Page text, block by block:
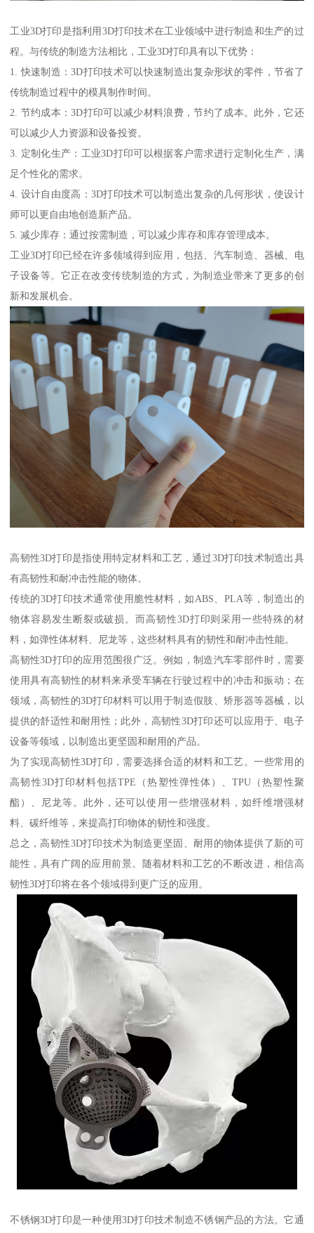
工业3D打印是指利用3D打印技术在工业领域中进行制造和生产的过
程。与传统的制造方法相比，工业3D打印具有以下优势：
1. 快速制造：3D打印技术可以快速制造出复杂形状的零件，节省了
传统制造过程中的模具制作时间。
2. 节约成本：3D打印可以减少材料浪费，节约了成本。此外，它还
可以减少人力资源和设备投资。
3. 定制化生产：工业3D打印可以根据客户需求进行定制化生产，满
足个性化的需求。
4. 设计自由度高：3D打印技术可以制造出复杂的几何形状，使设计
师可以更自由地创造新产品。
5. 减少库存：通过按需制造，可以减少库存和库存管理成本。
工业3D打印已经在许多领域得到应用，包括、汽车制造、器械、电
子设备等。它正在改变传统制造的方式，为制造业带来了更多的创
新和发展机会。
高韧性3D打印是指使用特定材料和工艺，通过3D打印技术制造出具
有高韧性和耐冲击性能的物体。
传统的3D打印技术通常使用脆性材料，如ABS、PLA等，制造出的
物体容易发生断裂或破损。而高韧性3D打印则采用一些特殊的材
料，如弹性体材料、尼龙等，这些材料具有的韧性和耐冲击性能。
高韧性3D打印的应用范围很广泛。例如，制造汽车零部件时，需要
使用具有高韧性的材料来承受车辆在行驶过程中的冲击和振动；在
领域，高韧性的3D打印材料可以用于制造假肢、矫形器等器械，以
提供的舒适性和耐用性；此外，高韧性3D打印还可以应用于、电子
设备等领域，以制造出更坚固和耐用的产品。
为了实现高韧性3D打印，需要选择合适的材料和工艺。一些常用的
高韧性3D打印材料包括TPE（热塑性弹性体）、TPU（热塑性聚
酯）、尼龙等。此外，还可以使用一些增强材料，如纤维增强材
料、碳纤维等，来提高打印物体的韧性和强度。
总之，高韧性3D打印技术为制造更坚固、耐用的物体提供了新的可
能性，具有广阔的应用前景。随着材料和工艺的不断改进，相信高
韧性3D打印将在各个领域得到更广泛的应用。
不锈钢3D打印是一种使用3D打印技术制造不锈钢产品的方法。它通